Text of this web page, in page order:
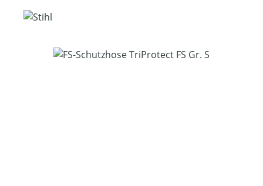
Bildergalerie überspringen